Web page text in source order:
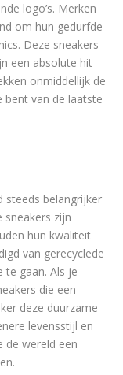
logo’s. Merken
om hun gedurfde
Deze sneakers
een absolute hit
onmiddellijk de
bent van de laatste
steeds belangrijker
sneakers zijn
hun kwaliteit
van gerecyclede
te gaan. Als je
die een
deze duurzame
levensstijl en
de wereld een